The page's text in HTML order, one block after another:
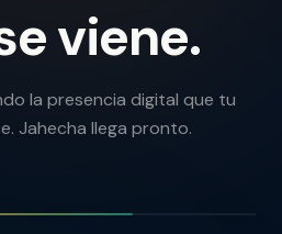
viene.
la presencia digital que tu
Jahecha llega pronto.